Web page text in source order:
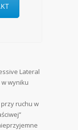
Lateral
wyniku
ruchu w